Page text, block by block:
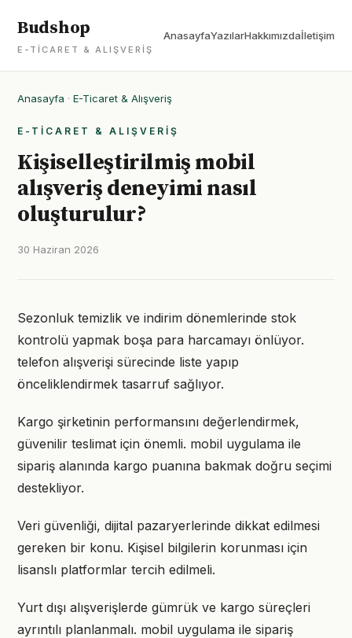
Budshop
E-TICARET & ALIŞVERIŞ
AnasayfaYazılarHakkımızdaİletişim
Anasayfa · E-Ticaret & Alışveriş
E-TICARET & ALIŞVERIŞ
Kişiselleştirilmiş mobil
alışveriş deneyimi nasıl
oluşturulur?
30 Haziran 2026
Sezonluk temizlik ve indirim dönemlerinde stok
kontrolü yapmak boşa para harcamayı önlüyor.
telefon alışverişi sürecinde liste yapıp
önceliklendirmek tasarruf sağlıyor.
Kargo şirketinin performansını değerlendirmek,
güvenilir teslimat için önemli. mobil uygulama ile
sipariş alanında kargo puanına bakmak doğru seçimi
destekliyor.
Veri güvenliği, dijital pazaryerlerinde dikkat edilmesi
gereken bir konu. Kişisel bilgilerin korunması için
lisanslı platformlar tercih edilmeli.
Yurt dışı alışverişlerde gümrük ve kargo süreçleri
ayrıntılı planlanmalı. mobil uygulama ile sipariş